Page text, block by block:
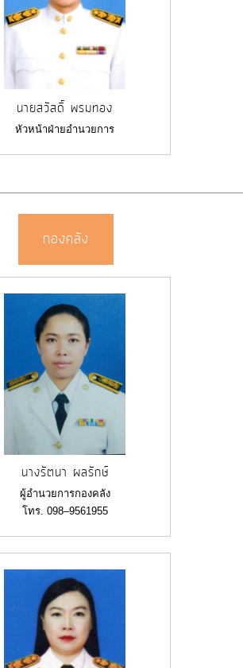
นายสวัสดิ์ พรมทอง
หัวหน้าฝ่ายอำนวยการ
กองคลัง
นางรัตนา ผลรักษ์
ผู้อำนวยการกองคลัง
โทร. 098–9561955